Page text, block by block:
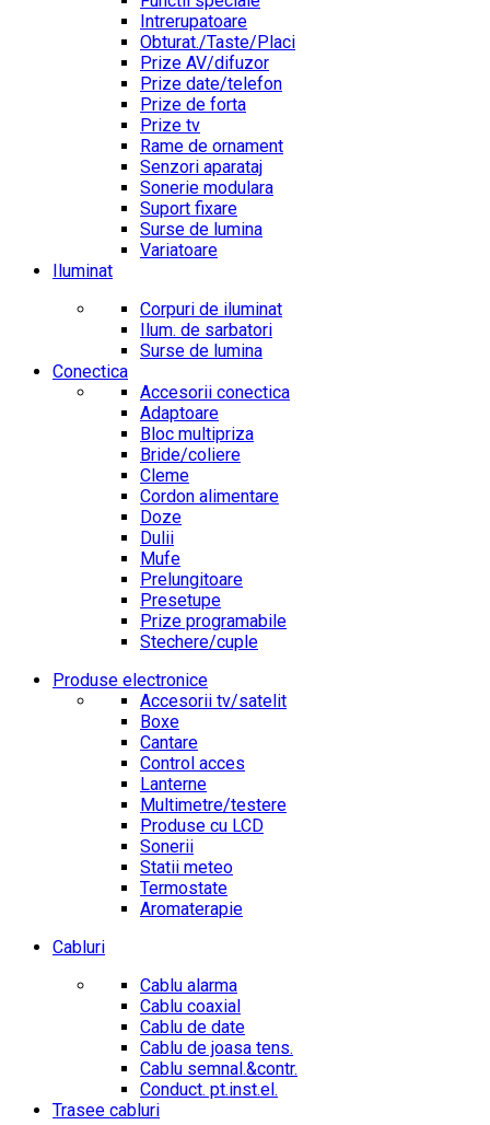
Intrerupatoare
Obturat./Taste/Placi
Prize AV/difuzor
Prize date/telefon
Prize de forta
Prize tv
Rame de ornament
Senzori aparataj
Sonerie modulara
Suport fixare
Surse de lumina
Variatoare
Iluminat
Corpuri de iluminat
Ilum. de sarbatori
Surse de lumina
Conectica
Accesorii conectica
Adaptoare
Bloc multipriza
Bride/coliere
Cleme
Cordon alimentare
Doze
Dulii
Mufe
Prelungitoare
Presetupe
Prize programabile
Stechere/cuple
Produse electronice
Accesorii tv/satelit
Boxe
Cantare
Control acces
Lanterne
Multimetre/testere
Produse cu LCD
Sonerii
Statii meteo
Termostate
Aromaterapie
Cabluri
Cablu alarma
Cablu coaxial
Cablu de date
Cablu de joasa tens.
Cablu semnal.&contr.
Conduct. pt.inst.el.
Trasee cabluri